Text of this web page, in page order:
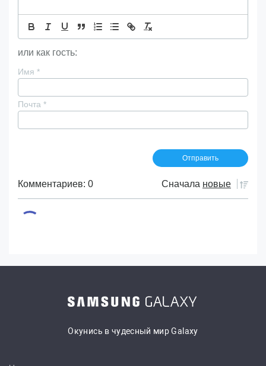
или как гость:
Имя *
Почта *
Комментариев: 0 Сначала новые
Окунись в чудесный мир Galaxy